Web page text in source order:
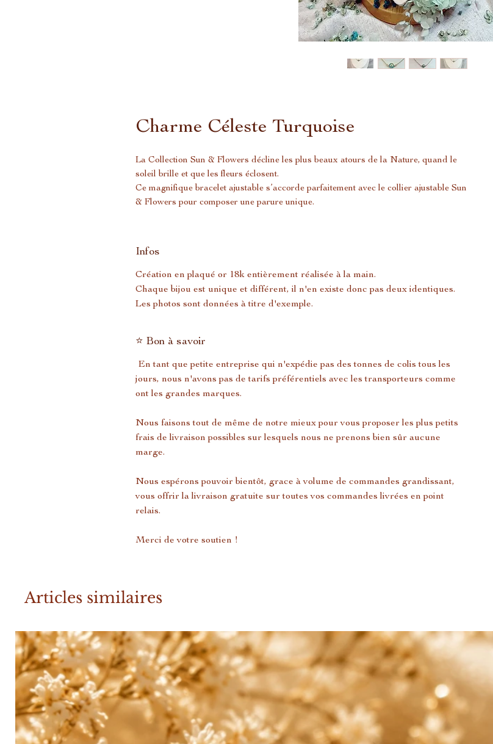
Charme Céleste Turquoise
La Collection Sun & Flowers décline les plus beaux atours de la Nature, quand le
soleil brille et que les fleurs éclosent.
Ce magnifique bracelet ajustable s’accorde parfaitement avec le collier ajustable Sun
& Flowers pour composer une parure unique.
Infos
Création en plaqué or 18k entièrement réalisée à la main.
Chaque bijou est unique et différent, il n'en existe donc pas deux identiques.
Les photos sont données à titre d'exemple.
⭐ Bon à savoir
En tant que petite entreprise qui n'expédie pas des tonnes de colis tous les
jours, nous n'avons pas de tarifs préférentiels avec les transporteurs comme
ont les grandes marques.
Nous faisons tout de même de notre mieux pour vous proposer les plus petits
frais de livraison possibles sur lesquels nous ne prenons bien sûr aucune
marge.
Nous espérons pouvoir bientôt, grace à volume de commandes grandissant,
vous offrir la livraison gratuite sur toutes vos commandes livrées en point
relais.
Merci de votre soutien !
Articles similaires